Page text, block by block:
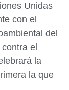
Unidas
con el
del
el
la
la que